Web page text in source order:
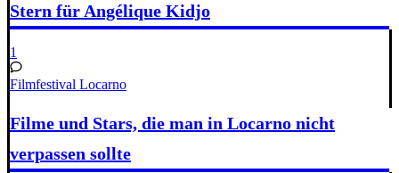
Stern für Angélique Kidjo
1
Filmfestival Locarno
Filme und Stars, die man in Locarno nicht
verpassen sollte